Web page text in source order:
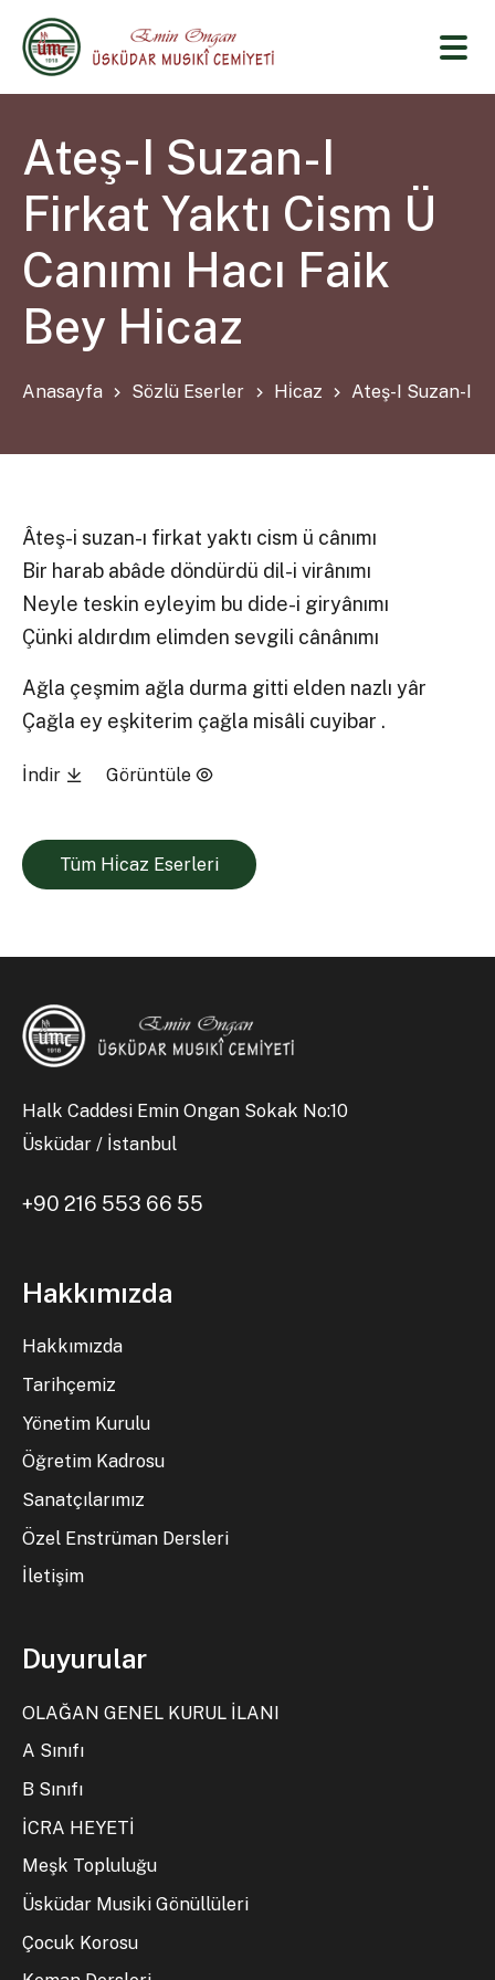
Ateş-I Suzan-I
Firkat Yaktı Cism Ü
Canımı Hacı Faik
Bey Hicaz
Anasayfa Sözlü Eserler Hi̇caz Ateş-I Suzan-I
Âteş-i suzan-ı firkat yaktı cism ü cânımı
Bir harab abâde döndürdü dil-i virânımı
Neyle teskin eyleyim bu dide-i giryânımı
Çünki aldırdım elimden sevgili cânânımı
Ağla çeşmim ağla durma gitti elden nazlı yâr
Çağla ey eşkiterim çağla misâli cuyibar .
İndir Görüntüle
Tüm Hi̇caz Eserleri
Halk Caddesi Emin Ongan Sokak No:10
Üsküdar / İstanbul
+90 216 553 66 55
Hakkımızda
Hakkımızda
Tarihçemiz
Yönetim Kurulu
Öğretim Kadrosu
Sanatçılarımız
Özel Enstrüman Dersleri
İletişim
Duyurular
OLAĞAN GENEL KURUL İLANI
A Sınıfı
B Sınıfı
İCRA HEYETİ
Meşk Topluluğu
Üsküdar Musiki Gönüllüleri
Çocuk Korosu